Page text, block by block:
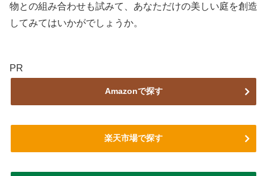
物との組み合わせも試みて、あなただけの美しい庭を創造
してみてはいかがでしょうか。
PR
Amazonで探す
楽天市場で探す